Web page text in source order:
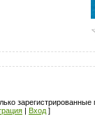
зарегистрированные
Вход ]